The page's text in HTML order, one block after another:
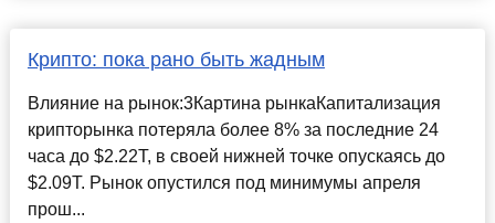
Крипто: пока рано быть жадным
Влияние на рынок:3Картина рынкаКапитализация
крипторынка потеряла более 8% за последние 24
часа до $2.22T, в своей нижней точке опускаясь до
$2.09T. Рынок опустился под минимумы апреля
прош...